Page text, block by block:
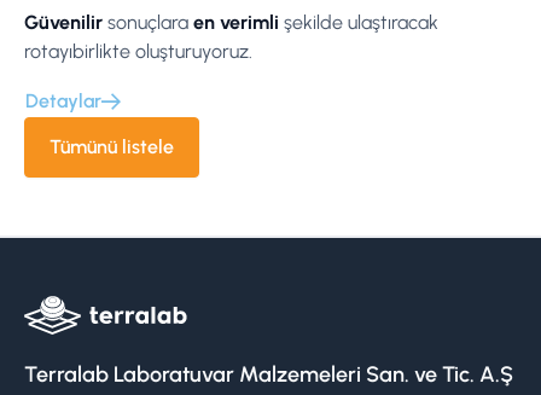
Güvenilir sonuçlara en verimli şekilde ulaştıracak
rotayıbirlikte oluşturuyoruz.
Detaylar
Tümünü listele
Terralab Laboratuvar Malzemeleri San. ve Tic. A.Ş